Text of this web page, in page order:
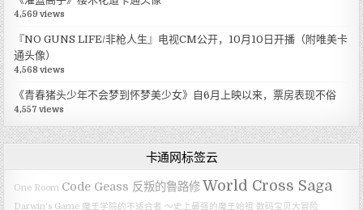
4,569 views
『NO GUNS LIFE/非枪人生』电视CM公开，10月10日开播（附唯美卡
通头像）
4,568 views
《青春猪头少年不会梦到怀梦美少女》自6月上映以来，票房表现不俗
4,557 views
卡通网标签云
One Room Code Geass 反叛的鲁路修 World Cross Saga
Darwin's Game 魔王学院的不适合者 ～史上最强的魔王始祖 数码宝贝大冒险